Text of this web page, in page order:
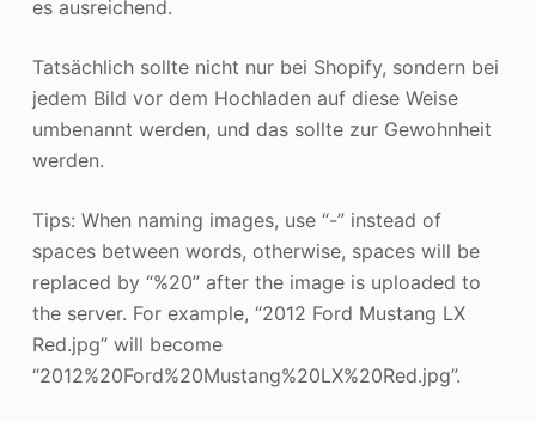
es ausreichend.
Tatsächlich sollte nicht nur bei Shopify, sondern bei
jedem Bild vor dem Hochladen auf diese Weise
umbenannt werden, und das sollte zur Gewohnheit
werden.
Tips: When naming images, use “-” instead of
spaces between words, otherwise, spaces will be
replaced by “%20” after the image is uploaded to
the server. For example, “2012 Ford Mustang LX
Red.jpg” will become
“2012%20Ford%20Mustang%20LX%20Red.jpg”.